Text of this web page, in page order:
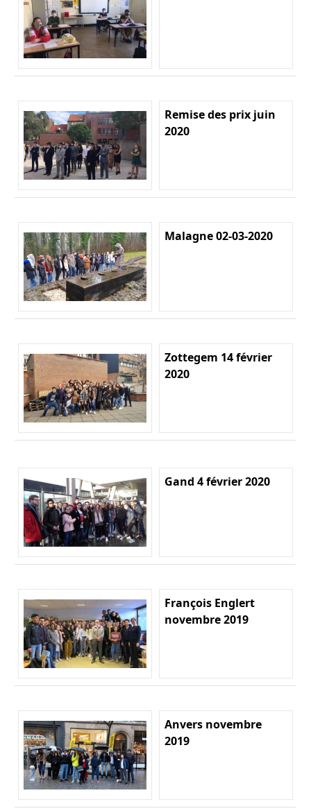
Remise des prix juin
2020
Malagne 02-03-2020
Zottegem 14 février
2020
Gand 4 février 2020
François Englert
novembre 2019
Anvers novembre
2019